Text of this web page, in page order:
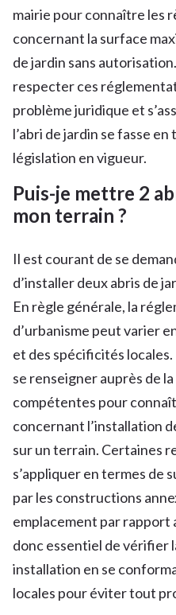
mairie pour connaître les
concernant la surface
de jardin sans
respecter ces
problème juridique et
l’abri de jardin se fasse
législation en vigueur.
Puis-je mettre 2
mon terrain ?
Il est courant de se
d’installer deux abris de
En règle générale, la
d’urbanisme peut varier
et des spécificités
se renseigner auprès de
compétentes pour
concernant l’installation
sur un terrain. Certaines
s’appliquer en termes de
par les constructions
emplacement par rapport
donc essentiel de vérifier
installation en se
locales pour éviter tout